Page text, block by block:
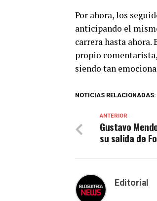
Por ahora, los
anticipando el
carrera hasta
propio
siendo tan
NOTICIAS RELACIONADAS:
ANTERIOR
Gustavo
su salida de
Editorial